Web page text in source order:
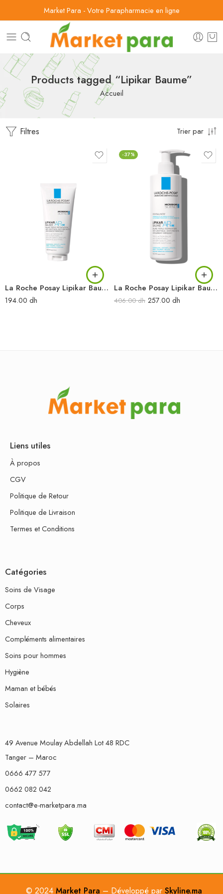
Market Para - Votre Parapharmacie en ligne
Products tagged “Lipikar Baume”
Accueil
Filtres Trier par
La Roche Posay Lipikar Baume AP+M Baume Relipidant 200 ml
194.00 dh
-37%
La Roche Posay Lipikar Baume AP+M Baume Relipidant 400 ml
406.00dh 257.00 dh
Liens utiles
À propos
CGV
Politique de Retour
Politique de Livraison
Termes et Conditions
Catégories
Soins de Visage
Corps
Cheveux
Compléments alimentaires
Soins pour hommes
Hygiène
Maman et bébés
Solaires
49 Avenue Moulay Abdellah Lot 48 RDC
Tanger – Maroc
0666 477 577
0662 082 042
contact@e-marketpara.ma
© 2024 Market Para – Développé par Skyline.ma